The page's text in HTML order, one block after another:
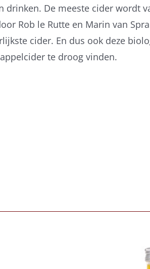
De meeste cider wordt
Rob le Rutte en Marin van
cider. En dus ook deze
te droog vinden.